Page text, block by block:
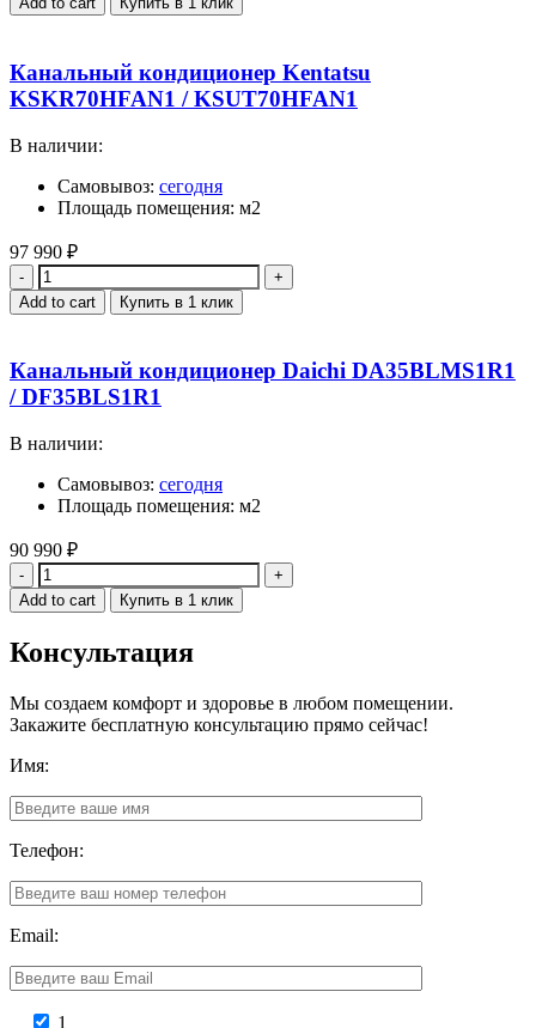
Канальный кондиционер Kentatsu
KSKR70HFAN1 / KSUT70HFAN1
В наличии:
Самовывоз: сегодня
Площадь помещения: м2
97 990 ₽
Quantity
Add to cart Купить в 1 клик
Канальный кондиционер Daichi DA35BLMS1R1
/ DF35BLS1R1
В наличии:
Самовывоз: сегодня
Площадь помещения: м2
90 990 ₽
Quantity
Add to cart Купить в 1 клик
Консультация
Мы создаем комфорт и здоровье в любом помещении.
Закажите бесплатную консультацию прямо сейчас!
Имя:
Телефон:
Email:
1